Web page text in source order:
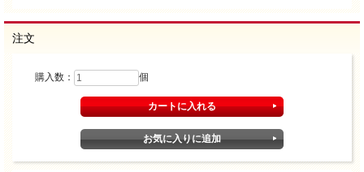
注文
購入数： 個